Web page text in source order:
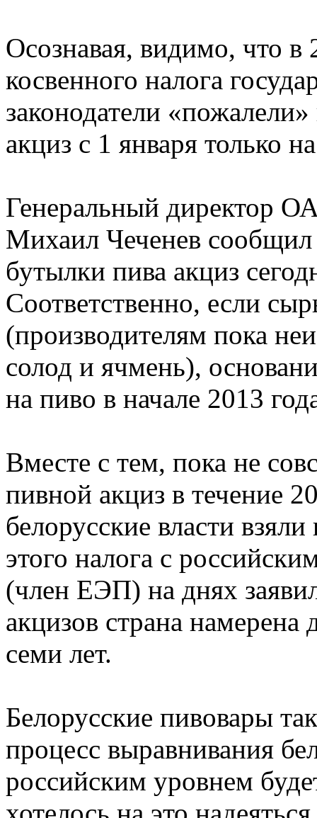
Осознавая, видимо, что
косвенного налога
законодатели
акциз с 1 января только
Генеральный директор
Михаил Чеченев
бутылки пива акциз
Соответственно, если
(производителям пока
солод и ячмень),
на пиво в начале 2013
Вместе с тем, пока не
пивной акциз в течение
белорусские власти
этого налога с
(член ЕЭП) на днях
акцизов страна
семи лет.
Белорусские пивовары
процесс выравнивания
российским уровнем